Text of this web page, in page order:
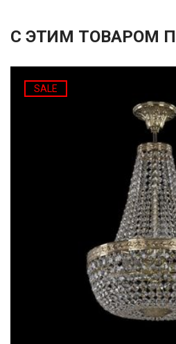
С ЭТИМ ТОВАРОМ
SALE